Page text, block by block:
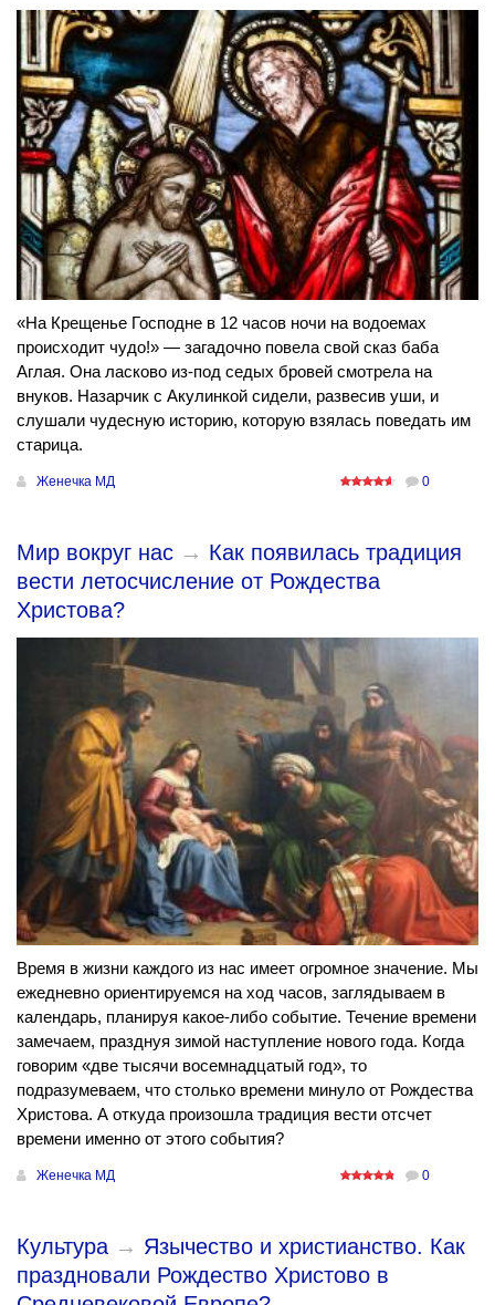
«На Крещенье Господне в 12 часов ночи на водоемах
происходит чудо!» — загадочно повела свой сказ баба
Аглая. Она ласково из-под седых бровей смотрела на
внуков. Назарчик с Акулинкой сидели, развесив уши, и
слушали чудесную историю, которую взялась поведать им
старица.
Женечка МД 0
Мир вокруг нас → Как появилась традиция
вести летосчисление от Рождества
Христова?
Время в жизни каждого из нас имеет огромное значение. Мы
ежедневно ориентируемся на ход часов, заглядываем в
календарь, планируя какое-либо событие. Течение времени
замечаем, празднуя зимой наступление нового года. Когда
говорим «две тысячи восемнадцатый год», то
подразумеваем, что столько времени минуло от Рождества
Христова. А откуда произошла традиция вести отсчет
времени именно от этого события?
Женечка МД 0
Культура → Язычество и христианство. Как
праздновали Рождество Христово в